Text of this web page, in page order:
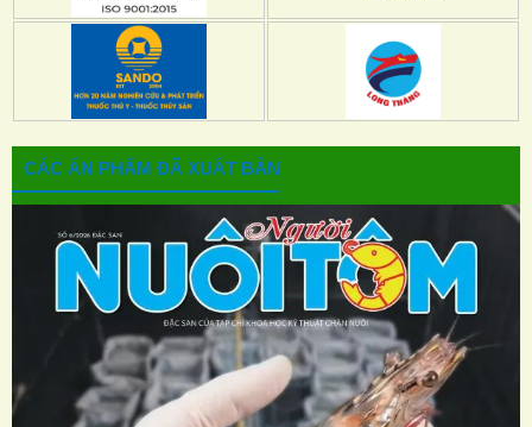
CÁC ẤN PHẨM ĐÃ XUẤT BẢN